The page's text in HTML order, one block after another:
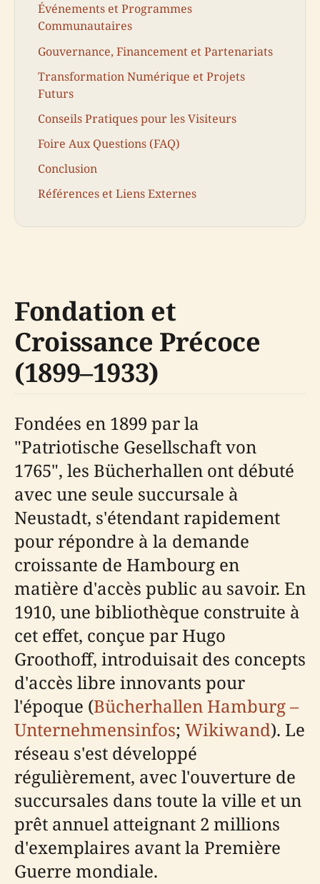
Événements et Programmes
Communautaires
Gouvernance, Financement et Partenariats
Transformation Numérique et Projets
Futurs
Conseils Pratiques pour les Visiteurs
Foire Aux Questions (FAQ)
Conclusion
Références et Liens Externes
Fondation et
Croissance Précoce
(1899–1933)
Fondées en 1899 par la
"Patriotische Gesellschaft von
1765", les Bücherhallen ont débuté
avec une seule succursale à
Neustadt, s'étendant rapidement
pour répondre à la demande
croissante de Hambourg en
matière d'accès public au savoir. En
1910, une bibliothèque construite à
cet effet, conçue par Hugo
Groothoff, introduisait des concepts
d'accès libre innovants pour
l'époque (Bücherhallen Hamburg –
Unternehmensinfos; Wikiwand). Le
réseau s'est développé
régulièrement, avec l'ouverture de
succursales dans toute la ville et un
prêt annuel atteignant 2 millions
d'exemplaires avant la Première
Guerre mondiale.